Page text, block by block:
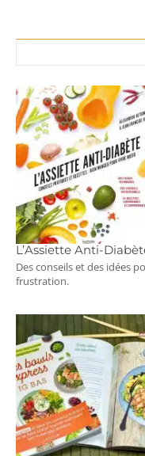
L’Assiette Anti-
Des conseils et des idées
frustration.